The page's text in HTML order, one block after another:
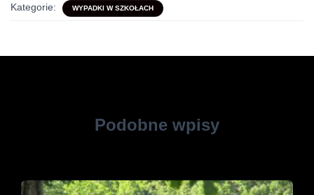
Kategorie: WYPADKI W SZKOŁACH
Podobne wpisy